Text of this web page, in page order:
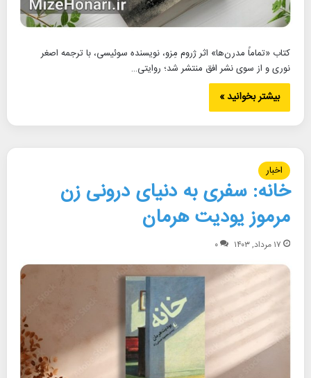
کتاب «تماماً مدرن‌ها» اثر ژروم مِزو، نویسنده سوئیسی، با ترجمه اصغر
نوری و از سوی نشر افق منتشر شد؛ روایتی…
بیشتر بخوانید »
اخبار
خانه: سفری به دنیای درونی زن
مرموز یودیت هرمان
۱۷ مرداد, ۱۴۰۳ ۰